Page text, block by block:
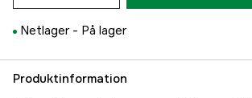
Netlager - På lager
Produktinformation